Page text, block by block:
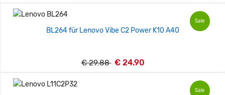
Sale
BL264 für Lenovo Vibe C2 Power K10 A40
€ 29.88 € 24.90
Sale